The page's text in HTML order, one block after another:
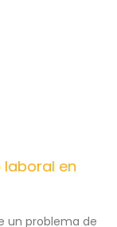
en
un problema de